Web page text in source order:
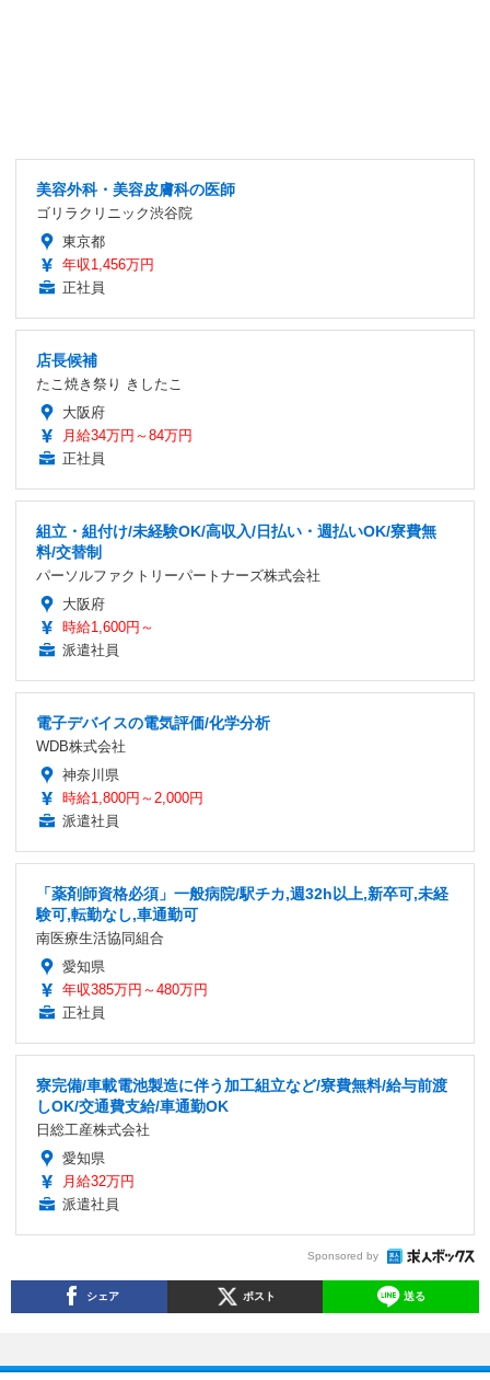
美容外科・美容皮膚科の医師
ゴリラクリニック渋谷院
東京都
年収1,456万円
正社員
店長候補
たこ焼き祭り きしたこ
大阪府
月給34万円～84万円
正社員
組立・組付け/未経験OK/高収入/日払い・週払いOK/寮費無
料/交替制
パーソルファクトリーパートナーズ株式会社
大阪府
時給1,600円～
派遣社員
電子デバイスの電気評価/化学分析
WDB株式会社
神奈川県
時給1,800円～2,000円
派遣社員
「薬剤師資格必須」一般病院/駅チカ,週32h以上,新卒可,未経
験可,転勤なし,車通勤可
南医療生活協同組合
愛知県
年収385万円～480万円
正社員
寮完備/車載電池製造に伴う加工組立など/寮費無料/給与前渡
しOK/交通費支給/車通勤OK
日総工産株式会社
愛知県
月給32万円
派遣社員
Sponsored by
シェア ポスト 送る